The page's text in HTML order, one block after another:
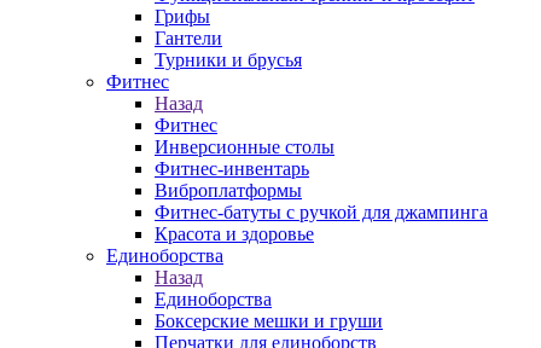
Грифы
Гантели
Турники и брусья
Фитнес
Назад
Фитнес
Инверсионные столы
Фитнес-инвентарь
Виброплатформы
Фитнес-батуты с ручкой для джампинга
Красота и здоровье
Единоборства
Назад
Единоборства
Боксерские мешки и груши
Перчатки для единоборств